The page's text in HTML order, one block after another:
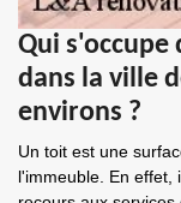
Qui s'occupe
dans la ville
environs ?
Un toit est une
l'immeuble. En effet,